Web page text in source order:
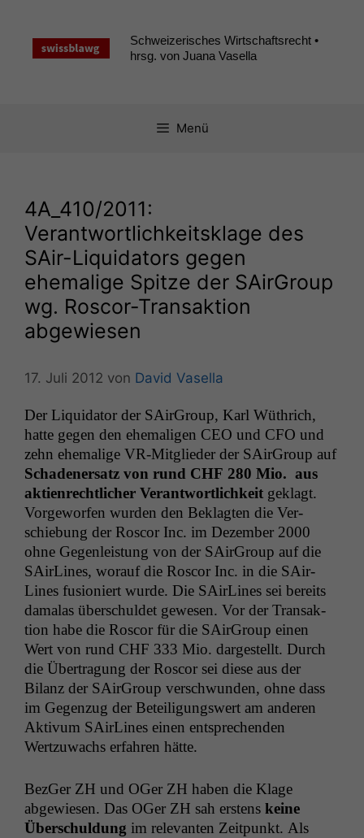
springen
Schweizerisches Wirtschaftsrecht •
hrsg. von Juana Vasella
Menü
4A_410/2011:
Verantwortlichkeitsklage des
SAir-Liquidators gegen
ehemalige Spitze der SAirGroup
wg. Roscor-Transaktion
abgewiesen
17. Juli 2012 von David Vasella
Der Liq­uida­tor der SAir­Group, Karl Wüthrich,
hat­te gegen den ehe­ma­li­gen CEO und CFO und
zehn ehe­ma­lige VR-Mit­glieder der SAir­Group auf
Schaden­er­satz von rund CHF 280 Mio. aus
aktien­rechtlich­er Ver­ant­wortlichkeit geklagt.
Vorge­wor­fen wur­den den Beklagten die Ver­
schiebung der Roscor Inc. im Dezem­ber 2000
ohne Gegen­leis­tung von der SAir­Group auf die
SAir­Lines, worauf die Roscor Inc. in die SAir­
Lines fusion­iert wurde. Die SAir­Lines sei bere­its
damalas über­schuldet gewe­sen. Vor der Transak­
tion habe die Roscor für die SAir­Group einen
Wert von rund CHF 333 Mio. dargestellt. Durch
die Über­tra­gung der Roscor sei diese aus der
Bilanz der SAir­Group ver­schwun­den, ohne dass
im Gegen­zug der Beteili­gungswert am anderen
Aktivum SAir­Lines einen entsprechen­den
Wertzuwachs erfahren hätte.
BezGer ZH und OGer ZH haben die Klage
abgewiesen. Das OGer ZH sah erstens keine
Über­schul­dung im rel­e­van­ten Zeit­punkt. Als